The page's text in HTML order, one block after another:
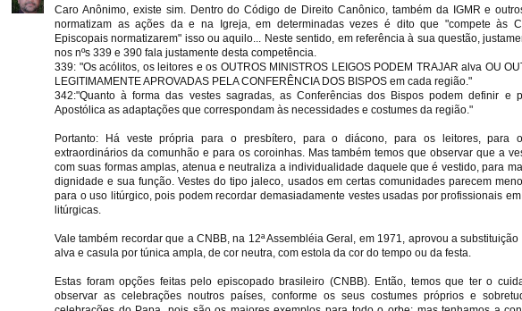
Caro Anônimo, existe sim. Dentro do Código de Direito Canônico, também da IGMR e
normatizam as ações da e na Igreja, em determinadas vezes é dito que "compete às
Episcopais normatizarem" isso ou aquilo... Neste sentido, em referência à sua questão,
nos nºs 339 e 390 fala justamente desta competência.
339: "Os acólitos, os leitores e os OUTROS MINISTROS LEIGOS PODEM TRAJAR alva OU
LEGITIMAMENTE APROVADAS PELA CONFERÊNCIA DOS BISPOS em cada região."
342:"Quanto à forma das vestes sagradas, as Conferências dos Bispos podem definir e
Apostólica as adaptações que correspondam às necessidades e costumes da região."
Portanto: Há veste própria para o presbítero, para o diácono, para os leitores, para
extraordinários da comunhão e para os coroinhas. Mas também temos que observar que a
com suas formas amplas, atenua e neutraliza a individualidade daquele que é vestido, para
dignidade e sua função. Vestes do tipo jaleco, usados em certas comunidades parecem
para o uso litúrgico, pois podem recordar demasiadamente vestes usadas por profissionais
litúrgicas.
Vale também recordar que a CNBB, na 12ª Assembléia Geral, em 1971, aprovou a
alva e casula por túnica ampla, de cor neutra, com estola da cor do tempo ou da festa.
Estas foram opções feitas pelo episcopado brasileiro (CNBB). Então, temos que ter o
observar as celebrações noutros países, conforme os seus costumes próprios e